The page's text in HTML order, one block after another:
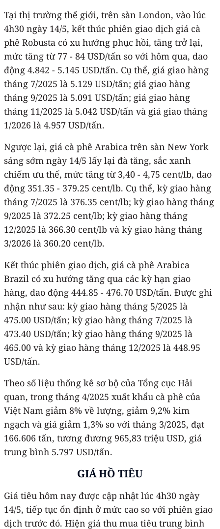
Tại thị trường thế giới, trên sàn London, vào lúc
4h30 ngày 14/5, kết thúc phiên giao dịch giá cà
phê Robusta có xu hướng phục hồi, tăng trở lại,
mức tăng từ 77 - 84 USD/tấn so với hôm qua, dao
động 4.842 - 5.145 USD/tấn. Cụ thể, giá giao hàng
tháng 7/2025 là 5.129 USD/tấn; giá giao hàng
tháng 9/2025 là 5.091 USD/tấn; giá giao hàng
tháng 11/2025 là 5.042 USD/tấn và giá giao tháng
1/2026 là 4.957 USD/tấn.
Ngược lại, giá cà phê Arabica trên sàn New York
sáng sớm ngày 14/5 lấy lại đà tăng, sắc xanh
chiếm ưu thế, mức tăng từ 3,40 - 4,75 cent/lb, dao
động 351.35 - 379.25 cent/lb. Cụ thể, kỳ giao hàng
tháng 7/2025 là 376.35 cent/lb; kỳ giao hàng tháng
9/2025 là 372.25 cent/lb; kỳ giao hàng tháng
12/2025 là 366.30 cent/lb và kỳ giao hàng tháng
3/2026 là 360.20 cent/lb.
Kết thúc phiên giao dịch, giá cà phê Arabica
Brazil có xu hướng tăng qua các kỳ hạn giao
hàng, dao động 444.85 - 476.70 USD/tấn. Được ghi
nhận như sau: kỳ giao hàng tháng 5/2025 là
475.00 USD/tấn; kỳ giao hàng tháng 7/2025 là
473.40 USD/tấn; kỳ giao hàng tháng 9/2025 là
465.00 và kỳ giao hàng tháng 12/2025 là 448.95
USD/tấn.
Theo số liệu thống kê sơ bộ của Tổng cục Hải
quan, trong tháng 4/2025 xuất khẩu cà phê của
Việt Nam giảm 8% về lượng, giảm 9,2% kim
ngạch và giá giảm 1,3% so với tháng 3/2025, đạt
166.606 tấn, tương đương 965,83 triệu USD, giá
trung bình 5.797 USD/tấn.
GIÁ HỒ TIÊU
Giá tiêu hôm nay được cập nhật lúc 4h30 ngày
14/5, tiếp tục ổn định ở mức cao so với phiên giao
dịch trước đó. Hiện giá thu mua tiêu trung bình